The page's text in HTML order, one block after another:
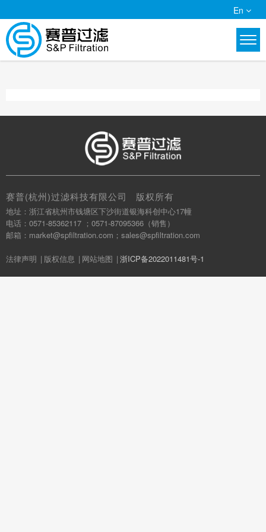
En
赛普(杭州)过滤科技有限公司 版权所有
地址：浙江省杭州市钱塘区下沙街道银海科创中心17幢
电话：0571-85362117 ；0571-87095366（销售）
邮箱：market@spfiltration.com；sales@spfiltration.com
法律声明 版权信息 网站地图 浙ICP备2022011481号-1